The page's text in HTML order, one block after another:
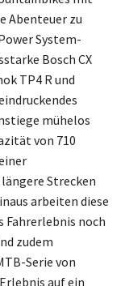
Abenteuer zu
System-
Bosch CX
TP4 R und
mühelos
von 710
Strecken
arbeiten diese
Fahrerlebnis noch
zudem
Serie von
auf ein